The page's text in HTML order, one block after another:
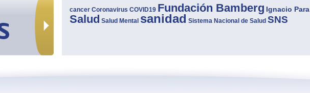
cancer Coronavirus COVID19 Fundación Bamberg Ignacio Para
Salud Salud Mental sanidad Sistema Nacional de Salud SNS